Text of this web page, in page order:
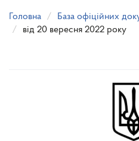
Головна
База офіційних
від 20 вересня 2022 року